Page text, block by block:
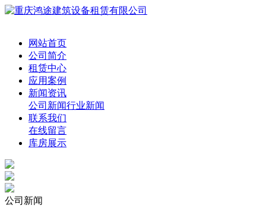
网站首页
公司简介
租赁中心
应用案例
新闻资讯
公司新闻行业新闻
联系我们
在线留言
库房展示
公司新闻